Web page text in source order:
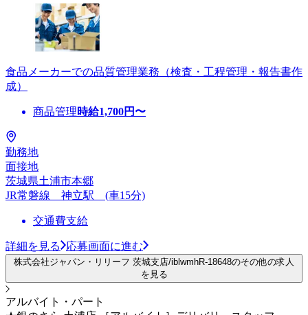
食品メーカーでの品質管理業務（検査・工程管理・報告書作
成）
商品管理時給1,700円〜
勤務地
面接地
茨城県土浦市本郷
JR常磐線 神立駅 (車15分)
交通費支給
詳細を見る 応募画面に進む
株式会社ジャパン・リリーフ 茨城支店/iblwmhR-18648のその他の求人
を見る
アルバイト・パート